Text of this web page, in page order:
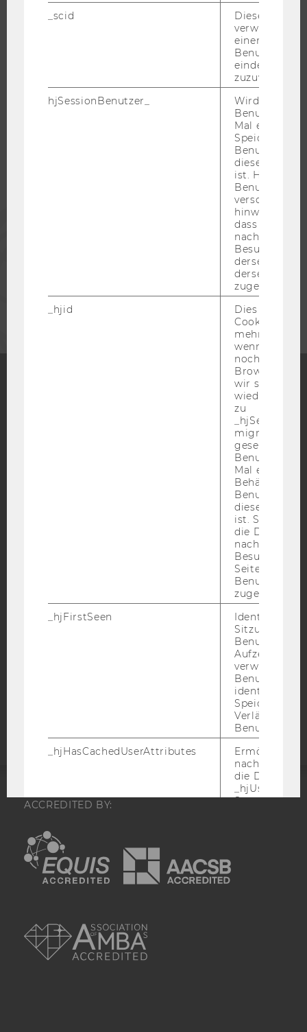
KARRIERENETZWERKE AN DER WU
WU COMMUNITY
UNTERNEHMEN
Blog
Bluesky
BARRIEREFREIHEITSERKLÄRUNG WEBSEITE
DATENSCHUTZERKLÄRUNG SOCIAL MEDIA
DATENSCHUTZERKLÄRUNG
STUDIENBEWERBER*INNEN UND STUDIERENDE
Barrierefreiheitserklärung
ACCREDITED BY:
EQUIS
_scid
Dieses
verwendet,
einem/einer
Benutzer*in
eindeutige ID
zuzuweisen
hjSessionBenutzer_
Wird gesetzt,
Benutzer
Mal eine
Speichert die
Benutzer-ID,
diese Seite
ist. Hotjar
Benutzer
verschiedene
hinweg.Stellt
dass Daten
Besuchen auf
derselben
derselben
zugeordnet
_hjid
Dies ist ein
Cookie, das
mehr setzen,
wenn ein
noch in
Browser hat,
wir seinen
zu
migrieren.
gesetzt,
Benutzer
Mal eine
Behält die
Benutzer-ID
diese Seite
ist. Stellt
die Daten von
Besuchen
Seite
Benutzer-ID
zugeordnet
_hjFirstSeen
Identifiziert
Sitzung eines
Benutzers.
verwendet,
identifizieren.
Verlängert
_hjHasCachedUserAttributes
Ermöglicht
die Daten in
Storage auf
_hjUserAttributesHash
_hjBenutzerAttribute